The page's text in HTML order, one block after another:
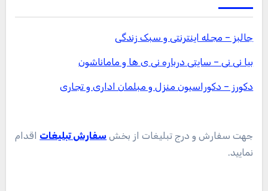
جالبز – مجله اینترنتی و سبک زندگی
بیا نی نی – سایتی درباره نی ی ها و ماماناشون
دکورز – دکوراسیون منزل و مبلمان اداری و تجاری
جهت سفارش و درج تبلیغات از بخش سفارش تبلیغات اقدام
نمایید.